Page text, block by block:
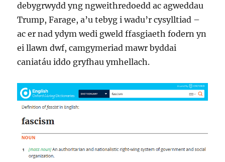
debygrwydd yng ngweithredoedd ac agweddau
Trump, Farage, a’u tebyg i wadu’r cysylltiad –
ac er nad ydym wedi gweld ffasgiaeth fodern yn
ei llawn dwf, camgymeriad mawr byddai
caniatáu iddo gryfhau ymhellach.